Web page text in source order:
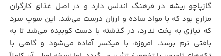
گازپاچو ریشه در فرهنگ اندلس دارد و در اصل غذای کارگران
مزارع بود که با مواد ساده و ارزان درست می‌شد. این سوپ سرد
که نیازی به پخت ندارد، در گذشته با دست کوبیده می‌شد تا به
بافتی نرم برسد. امروزه، با میکسر آماده می‌شود و گاهی با